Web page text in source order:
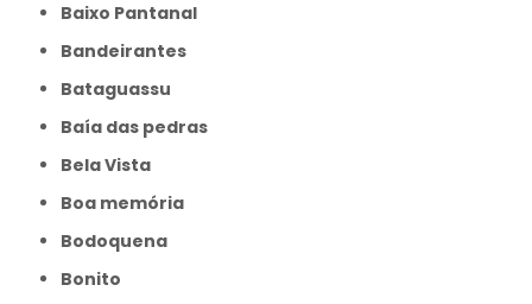
Baixo Pantanal
Bandeirantes
Bataguassu
Baía das pedras
Bela Vista
Boa memória
Bodoquena
Bonito